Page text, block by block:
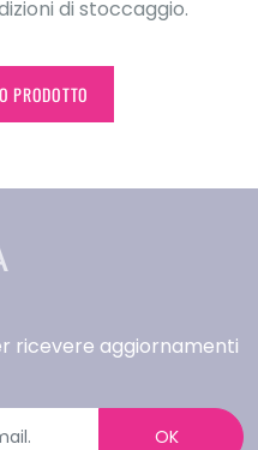
di stoccaggio.
PRODOTTO
ricevere aggiornamenti
OK